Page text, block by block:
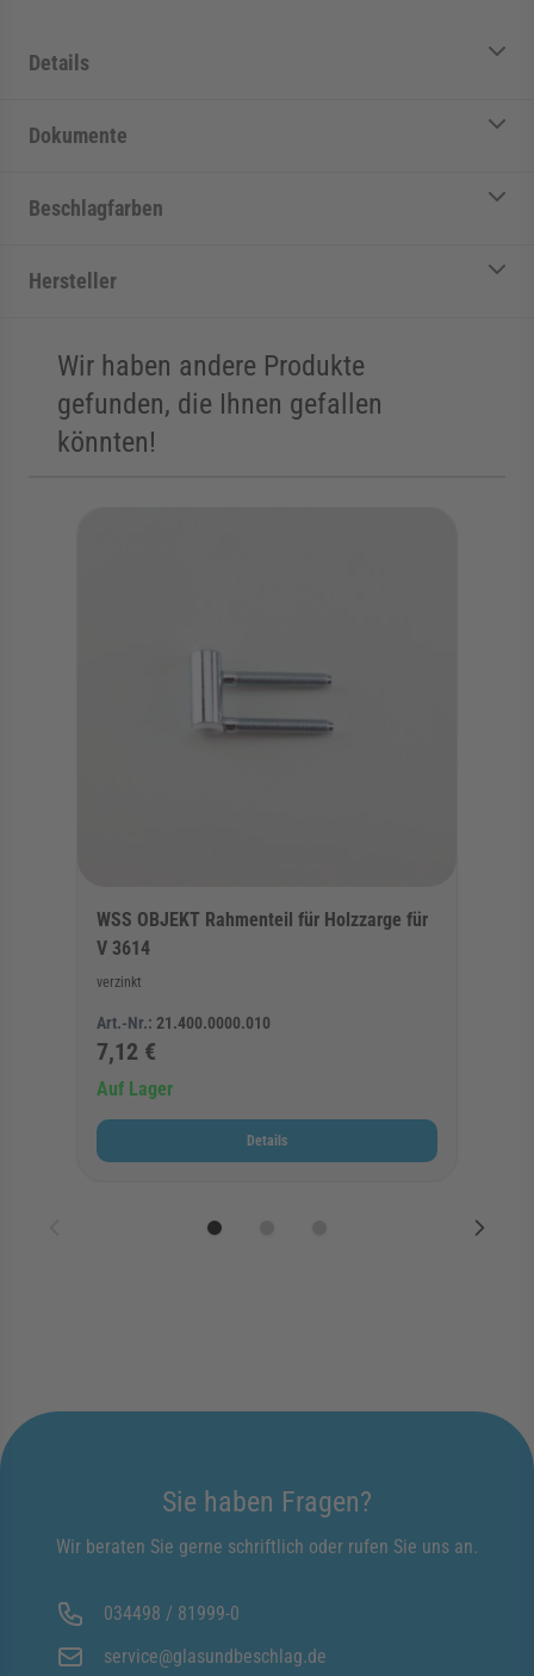
Details
Dokumente
Beschlagfarben
Hersteller
Wir haben andere Produkte
gefunden, die Ihnen gefallen
könnten!
WSS OBJEKT Rahmenteil für Holzzarge für
V 3614
verzinkt
Art.-Nr.: 21.400.0000.010
7,12 €
Auf Lager
Details
Sie haben Fragen?
Wir beraten Sie gerne schriftlich oder rufen Sie uns an.
034498 / 81999-0
service@glasundbeschlag.de